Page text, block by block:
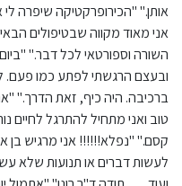
אותן." "הכירופרקטיקה שיפרה
אני מאוד מקווה שבטיפולים
השורה וספורטאי לכל דבר."
ובעצם הרגשתי לפתע כמו פעם.
ברכיבה. היה כיף, זאת הדרך."
טוב ואני מתחיל להתרגל לחיים
קסם." "נפלא!!!!!! אני מרגיש בן
לעשות דברים או תנועות שלא